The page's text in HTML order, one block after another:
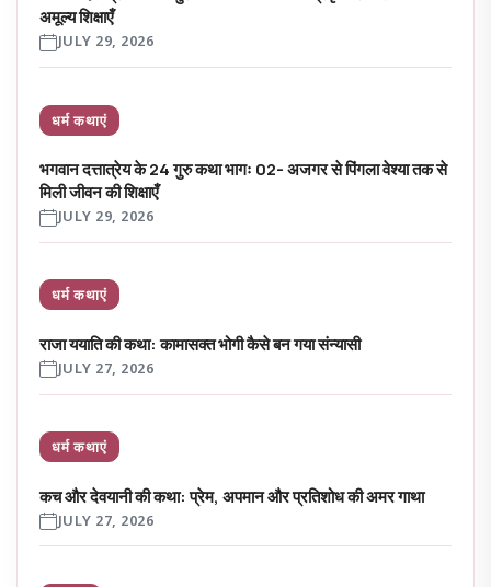
अमूल्य शिक्षाएँ
JULY 29, 2026
धर्म कथाएं
भगवान दत्तात्रेय के 24 गुरु कथा भागः 02- अजगर से पिंगला वेश्या तक से
मिली जीवन की शिक्षाएँ
JULY 29, 2026
धर्म कथाएं
राजा ययाति की कथा: कामासक्त भोगी कैसे बन गया संन्यासी
JULY 27, 2026
धर्म कथाएं
कच और देवयानी की कथा: प्रेम, अपमान और प्रतिशोध की अमर गाथा
JULY 27, 2026